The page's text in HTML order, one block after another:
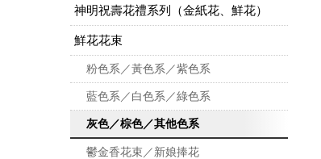
神明祝壽花禮系列（金紙花、鮮花）
鮮花花束
粉色系／黃色系／紫色系
藍色系／白色系／綠色系
灰色／棕色／其他色系
鬱金香花束／新娘捧花